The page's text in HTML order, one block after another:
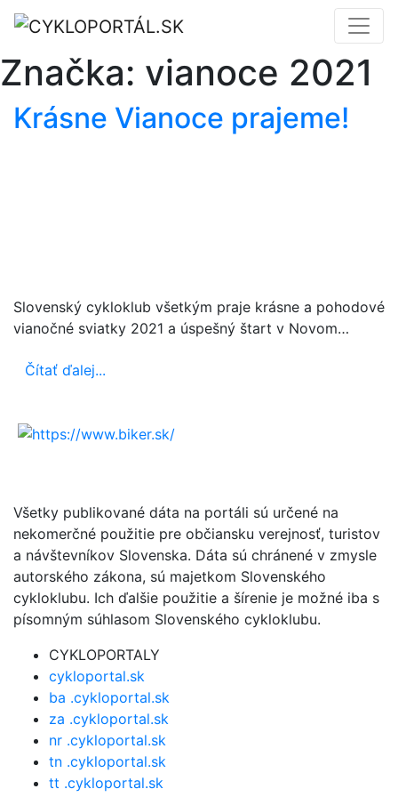
Značka: vianoce 2021
Krásne Vianoce prajeme!
Slovenský cykloklub všetkým praje krásne a pohodové
vianočné sviatky 2021 a úspešný štart v Novom…
Čítať ďalej...
Všetky publikované dáta na portáli sú určené na
nekomerčné použitie pre občiansku verejnosť, turistov
a návštevníkov Slovenska. Dáta sú chránené v zmysle
autorského zákona, sú majetkom Slovenského
cykloklubu. Ich ďalšie použitie a šírenie je možné iba s
písomným súhlasom Slovenského cykloklubu.
CYKLOPORTALY
cykloportal.sk
ba .cykloportal.sk
za .cykloportal.sk
nr .cykloportal.sk
tn .cykloportal.sk
tt .cykloportal.sk